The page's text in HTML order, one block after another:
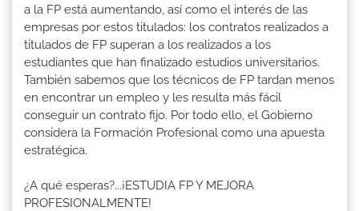
a la FP está aumentando, así como el interés de las
empresas por estos titulados: los contratos realizados a
titulados de FP superan a los realizados a los
estudiantes que han finalizado estudios universitarios.
También sabemos que los técnicos de FP tardan menos
en encontrar un empleo y les resulta más fácil
conseguir un contrato fijo. Por todo ello, el Gobierno
considera la Formación Profesional como una apuesta
estratégica.
¿A qué esperas?...¡ESTUDIA FP Y MEJORA
PROFESIONALMENTE!